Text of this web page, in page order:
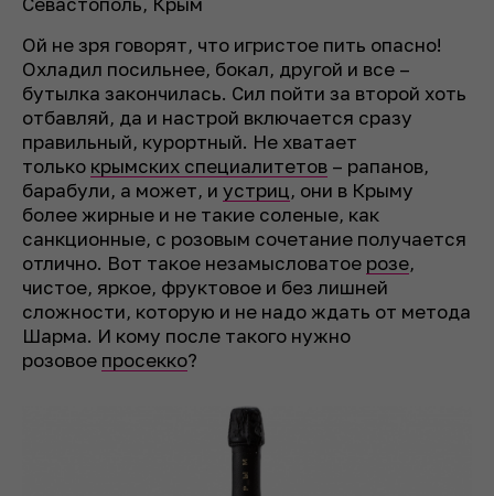
Ой не зря говорят, что игристое пить опасно!
Охладил посильнее, бокал, другой и все –
бутылка закончилась. Сил пойти за второй хоть
отбавляй, да и настрой включается сразу
правильный, курортный. Не хватает
только крымских специалитетов – рапанов,
барабули, а может, и устриц, они в Крыму
более жирные и не такие соленые, как
санкционные, с розовым сочетание получается
отлично. Вот такое незамысловатое розе,
чистое, яркое, фруктовое и без лишней
сложности, которую и не надо ждать от метода
Шарма. И кому после такого нужно
розовое просекко?